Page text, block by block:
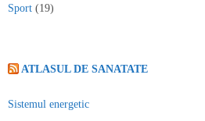
Sport (19)
ATLASUL DE SANATATE
Sistemul energetic